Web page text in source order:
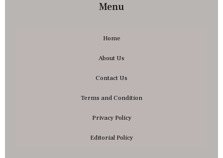
Menu
Home
About Us
Contact Us
Terms and Condition
Privacy Policy
Editorial Policy